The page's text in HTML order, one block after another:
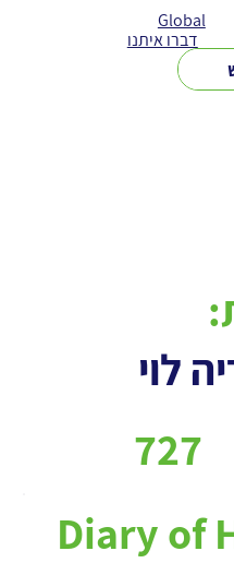
Global
דברו איתנו
לוי
727
Diary of